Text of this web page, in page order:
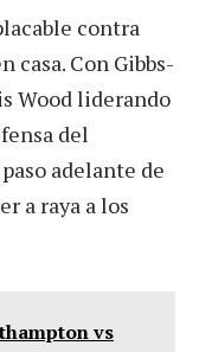
contra
casa. Con Gibbs-
Wood liderando
del
adelante de
a raya a los
vs